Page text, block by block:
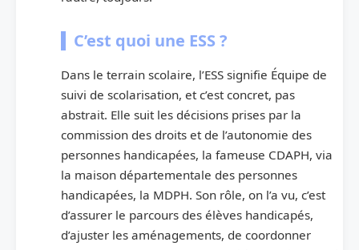
C’est quoi une ESS ?
Dans le terrain scolaire, l’ESS signifie Équipe de
suivi de scolarisation, et c’est concret, pas
abstrait. Elle suit les décisions prises par la
commission des droits et de l’autonomie des
personnes handicapées, la fameuse CDAPH, via
la maison départementale des personnes
handicapées, la MDPH. Son rôle, on l’a vu, c’est
d’assurer le parcours des élèves handicapés,
d’ajuster les aménagements, de coordonner